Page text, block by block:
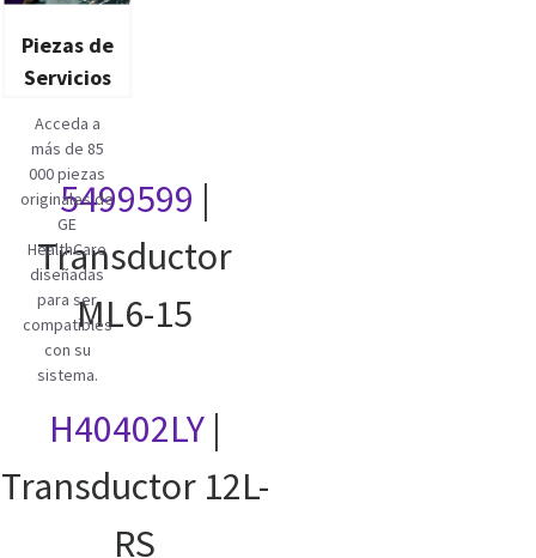
Piezas de
Servicios
Acceda a
más de 85
000 piezas
originales de
GE
HealthCare
diseñadas
para ser
compatibles
con su
sistema.
5499599 |
Transductor
ML6-15
H40402LY|
Transductor 12L-
RS